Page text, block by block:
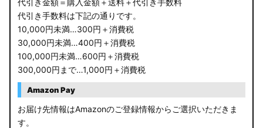
代引き手数料は下記の通りです。
10,000円未満…300円＋消費税
30,000円未満…400円＋消費税
100,000円未満…600円＋消費税
300,000円まで…1,000円＋消費税
Amazon Pay
お届け先情報はAmazonのご登録情報からご選択いただきま
す。